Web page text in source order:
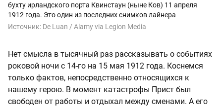
бухту ирландского порта Квинстаун (ныне Ков) 11 апреля
1912 года. Это один из последних снимков лайнера
Источник: De Luan / Alamy via Legion Media
Нет смысла в тысячный раз рассказывать о событиях
роковой ночи с 14-го на 15 мая 1912 года. Коснемся
только фактов, непосредственно относящихся к
нашему герою. В момент катастрофы Прист был
свободен от работы и отдыхал между сменами. А его